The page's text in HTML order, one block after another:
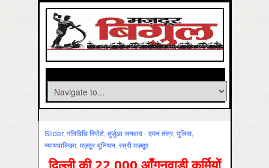
Slider, गतिविधि रिपोर्ट, बुर्जुआ जनवाद - दमन तंत्र, पुलिस,
न्‍यायपालिका, मज़दूर यूनियन, स्‍त्री मज़दूर